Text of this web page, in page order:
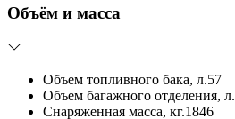
Объём и масса
Объем топливного бака, л.57
Объем багажного отделения, л.
Снаряженная масса, кг.1846